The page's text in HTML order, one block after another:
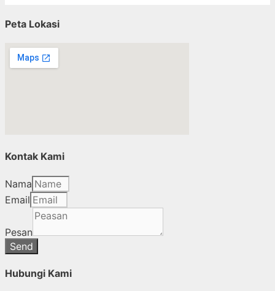
Peta Lokasi
Kontak Kami
Nama
Email
Pesan
Send
Hubungi Kami